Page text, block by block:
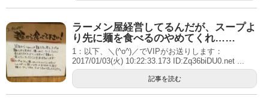
ラーメン屋経営してるんだが、スープよ
り先に麺を食べるのやめてくれ……
1：以下、＼(^o^)／でVIPがお送りします：
2017/01/03(火) 10:22:33.173 ID:Zq36biDU0.net ...
記事を読む